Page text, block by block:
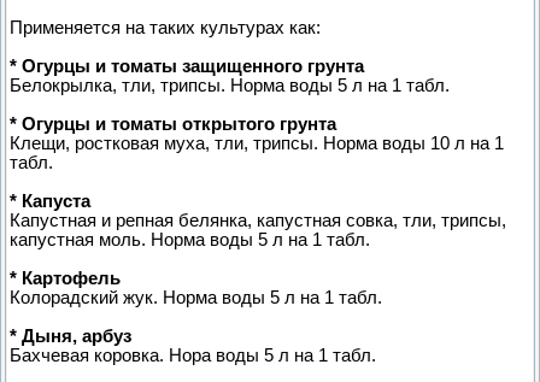
Применяется на таких культурах как:
* Огурцы и томаты защищенного грунта
Белокрылка, тли, трипсы. Норма воды 5 л на 1 табл.
* Огурцы и томаты открытого грунта
Клещи, ростковая муха, тли, трипсы. Норма воды 10 л на 1
табл.
* Капуста
Капустная и репная белянка, капустная совка, тли, трипсы,
капустная моль. Норма воды 5 л на 1 табл.
* Картофель
Колорадский жук. Норма воды 5 л на 1 табл.
* Дыня, арбуз
Бахчевая коровка. Нора воды 5 л на 1 табл.